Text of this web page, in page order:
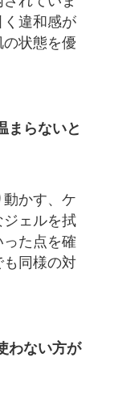
違和感が
状態を優
まらないと
動かす、ケ
ェルを拭
た点を確
同様の対
わない方が